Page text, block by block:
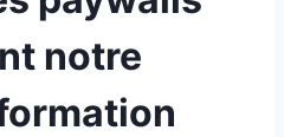
notre